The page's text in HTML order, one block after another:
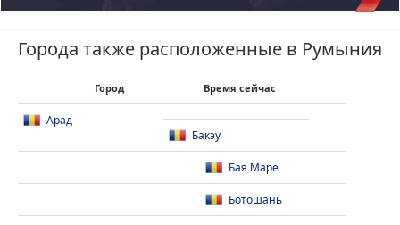
Города также расположенные в Румыния
Город Время сейчас
Арад
Бакэу
Бая Маре
Ботошань